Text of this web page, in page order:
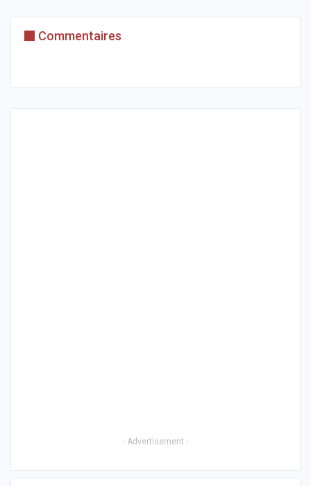
Commentaires
- Advertisement -